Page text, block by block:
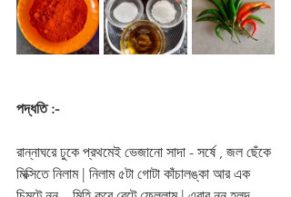
পদ্ধতি :-
রান্নাঘরে ঢুকে প্রথমেই ভেজানো সাদা - সর্ষে , জল ছেঁকে
মিক্সিতে নিলাম | নিলাম ৫টা গোটা কাঁচালঙ্কা আর এক